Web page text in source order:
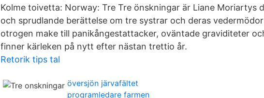
Kolme toivetta: Norway: Tre Tre önskningar är Liane Moriartys
och sprudlande berättelse om tre systrar och deras
otrogen make till panikångestattacker, oväntade graviditeter
finner kärleken på nytt efter nästan trettio år.
Retorik tips tal
översjön järvafältet
programledare farmen